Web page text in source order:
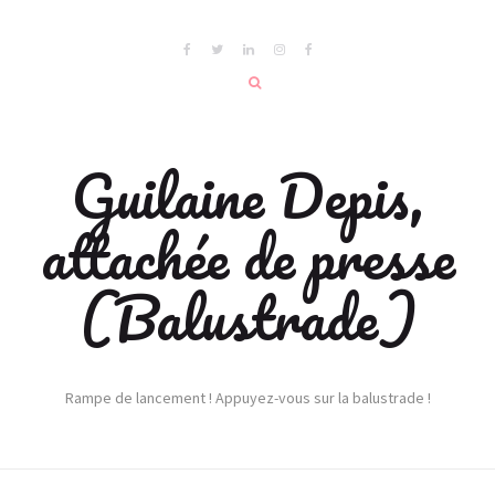
Guilaine Depis,
attachée de presse
(Balustrade)
Rampe de lancement ! Appuyez-vous sur la balustrade !